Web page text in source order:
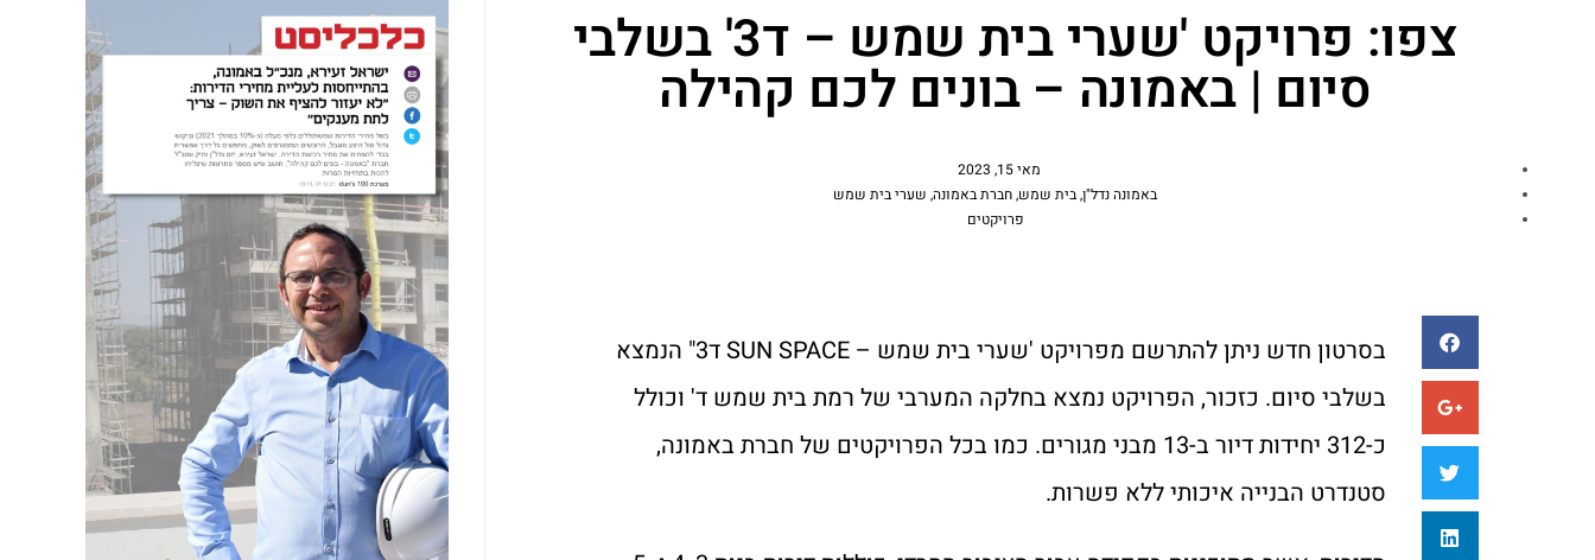
צפו: פרויקט 'שערי בית שמש – ד3' בשלבי
סיום | באמונה – בונים לכם קהילה
מאי 15, 2023
באמונה נדל"ן,בית שמש,חברת באמונה, שערי בית שמש
פרויקטים
בסרטון חדש ניתן להתרשם מפרויקט 'שערי בית שמש – SUN SPACE ד3" הנמצא
בשלבי סיום. כזכור, הפרויקט נמצא בחלקה המערבי של רמת בית שמש ד' וכולל
כ-312 יחידות דיור ב-13 מבני מגורים. כמו בכל הפרויקטים של חברת באמונה,
סטנדרט הבנייה איכותי ללא פשרות.